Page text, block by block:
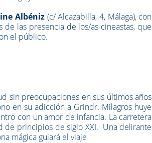
Albéniz (c/ Alcazabilla, 4, Málaga), con
de las presencia de los/as cineastas, que
el público.
sin preocupaciones en sus últimos años
en su adicción a Grindr. Milagros huye
con un amor de infancia. La carretera
de principios de siglo XXI. Una delirante
mágica guiará el viaje